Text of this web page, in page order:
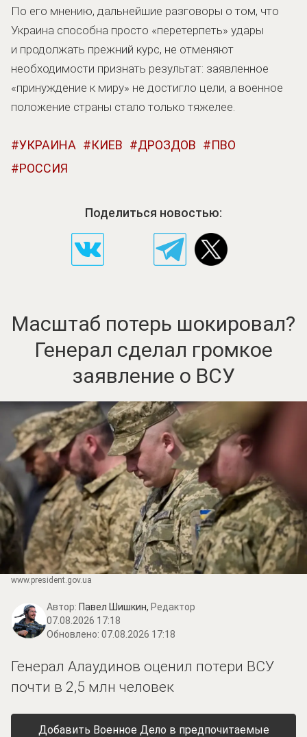
По его мнению, дальнейшие разговоры о том, что
Украина способна просто «перетерпеть» удары
и продолжать прежний курс, не отменяют
необходимости признать результат: заявленное
«принуждение к миру» не достигло цели, а военное
положение страны стало только тяжелее.
УКРАИНА КИЕВ ДРОЗДОВ
ПВО
РОССИЯ
Поделиться новостью:
Масштаб потерь шокировал?
Генерал сделал громкое
заявление о ВСУ
www.prеsidеnt.gоv.uа
Автор: Павел Шишкин, Редактор
07.08.2026 17:18
Обновлено: 07.08.2026 17:18
Генерал Алаудинов оценил потери ВСУ
почти в 2,5 млн человек
Добавить Военное Дело в предпочитаемые